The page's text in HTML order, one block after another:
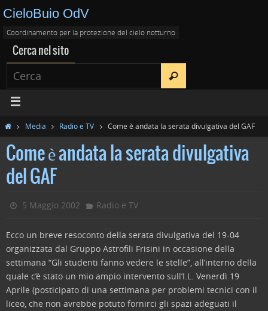
CieloBuio OdV
Coordinamento per la protezione del cielo notturno
Cerca nel sito
Media Radio e TV Come è andata la serata divulgativa del GAF
Come è andata la serata divulgativa
del GAF
5 Maggio 2002 Radio e TV
Ecco un breve resoconto della serata divulgativa del 19-04
organizzata dal Gruppo Astrofili Frisini in occasione della
settimana “Gli studenti fanno vedere le stelle”, all’interno della
quale c’è stato un mio ampio intervento sull’I.L. Venerdì 19
Aprile (posticipato di una settimana per problemi tecnici con il
liceo, che non avrebbe potuto fornirci gli spazi adeguati il